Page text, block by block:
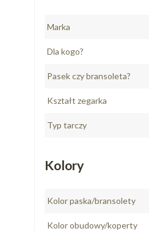
Marka
Dla kogo?
Pasek czy bransoleta?
Kształt zegarka
Typ tarczy
Kolory
Kolor paska/bransolety
Kolor obudowy/koperty